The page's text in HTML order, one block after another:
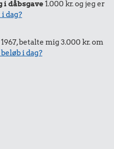
dåbsgave1.000 kr. og jeg er
dag?
1967, betalte mig 3.000 kr. om
i dag?